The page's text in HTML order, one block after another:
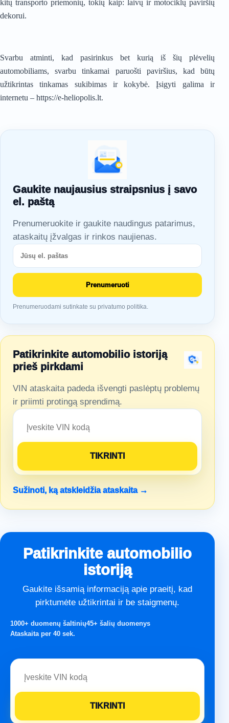
kitų transporto priemonių, tokių kaip: laivų ir motociklų paviršių
dekorui.
Svarbu atminti, kad pasirinkus bet kurią iš šių plėvelių
automobiliams, svarbu tinkamai paruošti paviršius, kad būtų
užtikrintas tinkamas sukibimas ir kokybė. Įsigyti galima ir
internetu – https://e-heliopolis.lt.
Gaukite naujausius straipsnius į savo
el. paštą
Prenumeruokite ir gaukite naudingus patarimus,
ataskaitų įžvalgas ir rinkos naujienas.
Prenumeruoti
Prenumeruodami sutinkate su privatumo politika.
Patikrinkite automobilio istoriją
prieš pirkdami
VIN ataskaita padeda išvengti paslėptų problemų
ir priimti protingą sprendimą.
Sužinoti, ką atskleidžia ataskaita →
Patikrinkite automobilio
istoriją
Gaukite išsamią informaciją apie praeitį, kad
pirktumėte užtikrintai ir be staigmenų.
1000+ duomenų šaltinių45+ šalių duomenys
Ataskaita per 40 sek.